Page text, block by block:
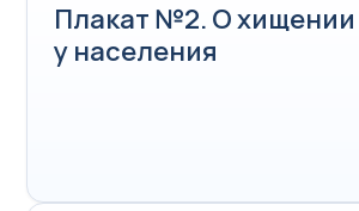
Плакат №2. О
у населения